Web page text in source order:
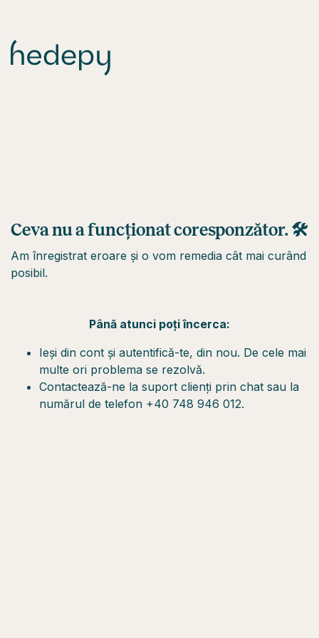
Ceva nu a funcționat coresponzător. 🛠
Am înregistrat eroare și o vom remedia cât mai curând
posibil.
Până atunci poți încerca:
Ieși din cont și autentifică-te, din nou. De cele mai
multe ori problema se rezolvă.
Contactează-ne la suport clienți prin chat sau la
numărul de telefon +40 748 946 012.